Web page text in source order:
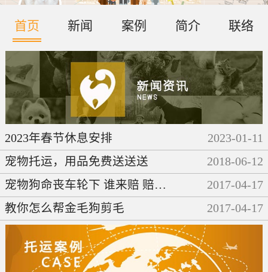
首页 新闻 案例 简介 联络
2023年春节休息安排 2023-01-11
宠物托运，用品免费送送送
2018-06-12
宠物狗命丧车轮下 谁来赔 赔多少
2017-04-17
教你怎么帮金毛狗剪毛
2017-04-17